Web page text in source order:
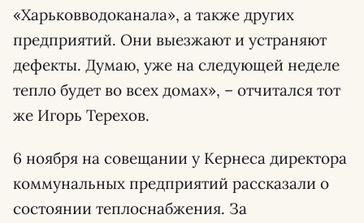
«Харьковводоканала», а также других
предприятий. Они выезжают и устраняют
дефекты. Думаю, уже на следующей неделе
тепло будет во всех домах», – отчитался тот
же Игорь Терехов.
6 ноября на совещании у Кернеса директора
коммунальных предприятий рассказали о
состоянии теплоснабжения. За